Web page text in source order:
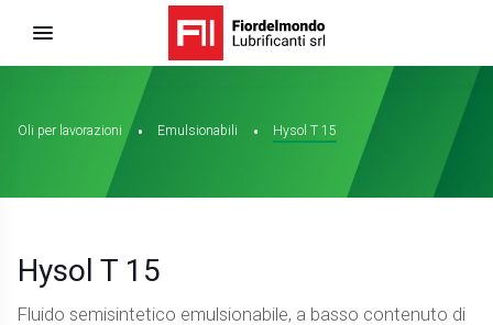
Oli per lavorazioni Emulsionabili Hysol T 15
Hysol T 15
Fluido semisintetico emulsionabile, a basso contenuto di